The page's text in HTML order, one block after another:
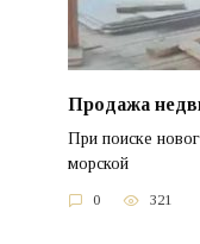
Продажа
При поиске
морской
0 321